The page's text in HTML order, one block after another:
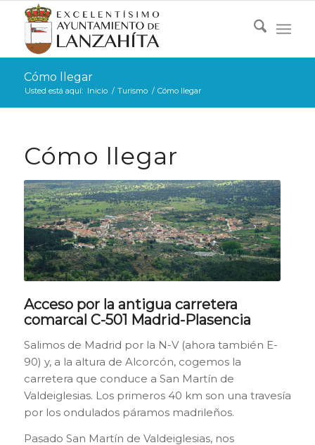
Cómo llegar
Usted está aquí: Inicio / Turismo / Cómo llegar
Cómo llegar
Acceso por la antigua carretera
comarcal C-501 Madrid-Plasencia
Salimos de Madrid por la N-V (ahora también E-
90) y, a la altura de Alcorcón, cogemos la
carretera que conduce a San Martín de
Valdeiglesias. Los primeros 40 km son una travesía
por los ondulados páramos madrileños.
Pasado San Martín de Valdeiglesias, nos